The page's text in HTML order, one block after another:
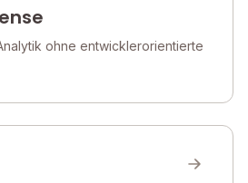
ohne entwicklerorientierte